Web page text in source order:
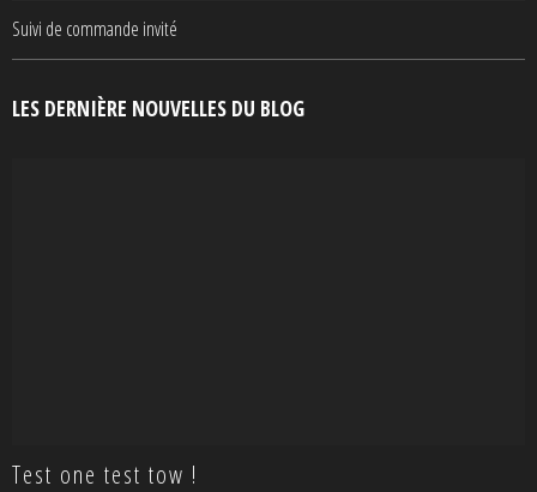
Suivi de commande invité
LES DERNIÈRE NOUVELLES DU BLOG
Test one test tow !